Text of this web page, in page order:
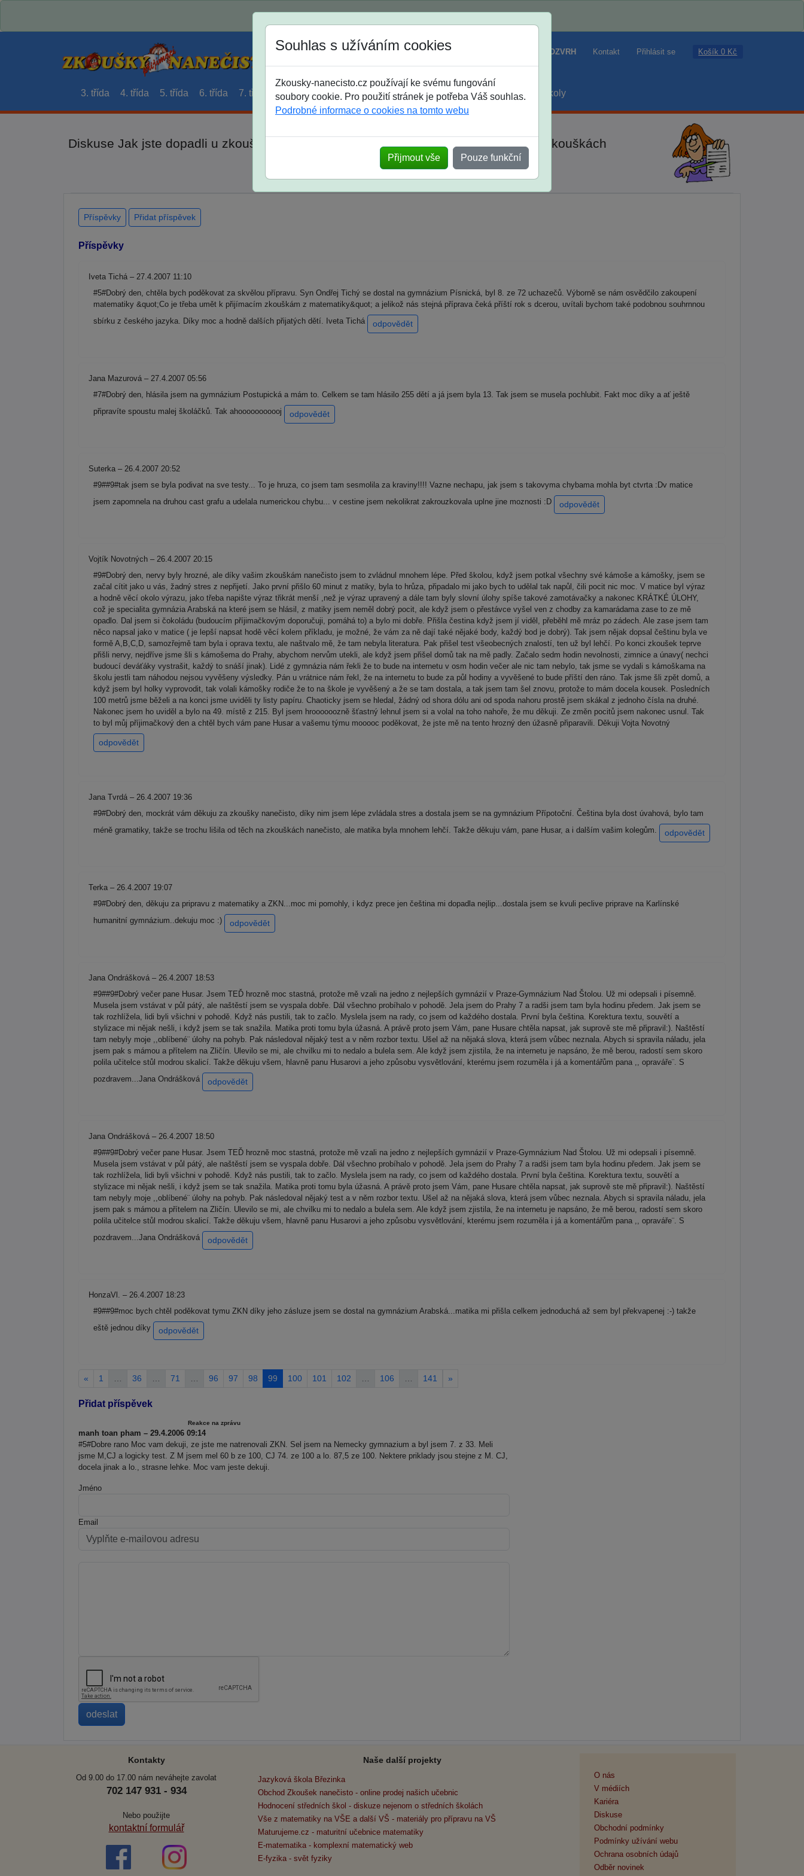
Jak si vybrat ROZVRH Kontakt Přihlásit se Košík 0 Kč
3. třída 4. třída 5. třída 6. třída 7. třída 8. třída 9. třída střední maturanti soutěže prázdniny školy
Diskuse Jak jste dopadli u zkoušek na SŠ? Vaše ohlasy po skutečných přijímacích zkouškách
Souhlas s užíváním cookies
Zkousky-nanecisto.cz používají ke svému fungování
soubory cookie. Pro použití stránek je potřeba Váš souhlas.
Podrobné informace o cookies na tomto webu
Přijmout vše Pouze funkční
Příspěvky Přidat příspěvek
Příspěvky
Iveta Tichá – 27.4.2007 11:10
#5#Dobrý den, chtěla bych poděkovat za skvělou přípravu. Syn Ondřej Tichý se dostal na gymnázium Písnická, byl 8. ze 72 uchazečů. Výborně se nám osvědčilo zakoupení
matematiky &quot;Co je třeba umět k přijímacím zkouškám z matematiky&quot; a jelikož nás stejná příprava čeká příští rok s dcerou, uvítali bychom také podobnou souhrnnou
sbírku z českého jazyka. Díky moc a hodně dalších přijatých dětí. Iveta Tichá
odpovědět
Jana Mazurová – 27.4.2007 05:56
#7#Dobrý den, hlásila jsem na gymnázium Postupická a mám to. Celkem se tam hlásilo 255 dětí a já jsem byla 13. Tak jsem se musela pochlubit. Fakt moc díky a ať ještě
připravíte spoustu malej školáčků. Tak ahooooooooooj
odpovědět
Suterka – 26.4.2007 20:52
#9##9#tak jsem se byla podivat na sve testy... To je hruza, co jsem tam sesmolila za kraviny!!!! Vazne nechapu, jak jsem s takovyma chybama mohla byt ctvrta :Dv matice
jsem zapomnela na druhou cast grafu a udelala numerickou chybu... v cestine jsem nekolikrat zakrouzkovala uplne jine moznosti :D
odpovědět
Vojtík Novotných – 26.4.2007 20:15
#9#Dobrý den, nervy byly hrozné, ale díky vašim zkouškám nanečisto jsem to zvládnul mnohem lépe. Před školou, když jsem potkal všechny své kámoše a kámošky, jsem se
začal cítit jako u vás, žadný stres z nepřijetí. Jako první přišlo 60 minut z matiky, byla to hrůza, připadalo mi jako bych to udělal tak napůl, čili pocit nic moc. V matice byl výraz
a hodně věcí okolo výrazu, jako třeba napište výraz třikrát menší ,než je výraz upravený a dále tam byly slovní úlohy spíše takové zamotávačky a nakonec KRÁTKÉ ÚLOHY,
což je specialita gymnázia Arabská na které jsem se hlásil, z matiky jsem neměl dobrý pocit, ale když jsem o přestávce vyšel ven z chodby za kamarádama zase to ze mě
opadlo. Dal jsem si čokoládu (budoucím příjimačkovým doporučuji, pomáhá to) a bylo mi dobře. Přišla čestina když jsem jí viděl, přeběhl mě mráz po zádech. Ale zase jsem tam
něco napsal jako v matice ( je lepší napsat hodě věcí kolem příkladu, je možné, že vám za ně dají také nějaké body, každý bod je dobrý). Tak jsem nějak dopsal češtinu byla ve
formě A,B,C,D, samozřejmě tam byla i oprava textu, ale naštvalo mě, že tam nebyla literatura. Pak přišel test všeobecných znalostí, ten už byl lehčí. Po konci zkoušek teprve
přišli nervy, nejdříve jsme šli s kámošema do Prahy, abychom nervům utekli, ale když jsem přišel domů tak na mě padly. Začalo sedm hodin nevolnosti, zimnice a únavy( nechci
budoucí deváťáky vystrašit, každý to snáší jinak). Lidé z gymnázia nám řekli že to bude na internetu v osm hodin večer ale nic tam nebylo, tak jsme se vydali s kámoškama na
školu jestli tam náhodou nejsou vyvěšeny výsledky. Pán u vrátnice nám řekl, že na internetu to bude za půl hodiny a vyvěšené to bude příští den ráno. Tak jsme šli zpět domů, a
když jsem byl holky vyprovodit, tak volali kámošky rodiče že to na škole je vyvěšený a že se tam dostala, a tak jsem tam šel znovu, protože to mám docela kousek. Posledních
100 metrů jsme běželi a na konci jsme uviděli ty listy papíru. Chaoticky jsem se hledal, žádný od shora dólu ani od spoda nahoru prostě jsem skákal z jednoho čísla na druhé.
Nakonec jsem ho uviděl a bylo na 49. místě z 215. Byl jsem hroooooozně šťastný lehnul jsem si a volal na toho nahoře, že mu děkuji. Ze změn pocitů jsem nakonec usnul. Tak
to byl můj příjimačkový den a chtěl bych vám pane Husar a vašemu týmu mooooc poděkovat, že jste mě na tento hrozný den úžasně připaravili. Děkuji Vojta Novotný
odpovědět
Jana Tvrdá – 26.4.2007 19:36
#9#Dobrý den, mockrát vám děkuju za zkoušky nanečisto, díky nim jsem lépe zvládala stres a dostala jsem se na gymnázium Přípotoční. Čeština byla dost úvahová, bylo tam
méně gramatiky, takže se trochu lišila od těch na zkouškách nanečisto, ale matika byla mnohem lehčí. Takže děkuju vám, pane Husar, a i dalším vašim kolegům.
odpovědět
Terka – 26.4.2007 19:07
#9#Dobrý den, děkuju za pripravu z matematiky a ZKN...moc mi pomohly, i kdyz prece jen čeština mi dopadla nejlip...dostala jsem se kvuli peclive priprave na Karlínské
humanitní gymnázium..dekuju moc :)
odpovědět
Jana Ondrášková – 26.4.2007 18:53
#9##9#Dobrý večer pane Husar. Jsem TEĎ hrozně moc stastná, protože mě vzali na jedno z nejlepších gymnázií v Praze-Gymnázium Nad Štolou. Už mi odepsali i písemně.
Musela jsem vstávat v půl pátý, ale naštěstí jsem se vyspala dobře. Dál všechno probíhalo v pohodě. Jela jsem do Prahy 7 a radši jsem tam byla hodinu předem. Jak jsem se
tak rozhlížela, lidi byli všichni v pohodě. Když nás pustili, tak to začlo. Myslela jsem na rady, co jsem od každého dostala. První byla čeština. Korektura textu, souvětí a
stylizace mi nějak nešli, i když jsem se tak snažila. Matika proti tomu byla úžasná. A právě proto jsem Vám, pane Husare chtěla napsat, jak suprově ste mě připravil:). Naštěstí
tam nebyly moje ,,oblíbené¨ úlohy na pohyb. Pak následoval nějaký test a v něm rozbor textu. Ušel až na nějaká slova, která jsem vůbec neznala. Abych si spravila náladu, jela
jsem pak s mámou a přítelem na Zličín. Ulevilo se mi, ale chvilku mi to nedalo a bulela sem. Ale když jsem zjistila, že na internetu je napsáno, že mě berou, radostí sem skoro
polila učitelce stůl modrou skalicí. Takže děkuju všem, hlavně panu Husarovi a jeho způsobu vysvětlování, kterému jsem rozuměla i já a komentářům pana ,, opraváře¨. S
pozdravem...Jana Ondrášková
odpovědět
Jana Ondrášková – 26.4.2007 18:50
#9##9#Dobrý večer pane Husar. Jsem TEĎ hrozně moc stastná, protože mě vzali na jedno z nejlepších gymnázií v Praze-Gymnázium Nad Štolou. Už mi odepsali i písemně.
Musela jsem vstávat v půl pátý, ale naštěstí jsem se vyspala dobře. Dál všechno probíhalo v pohodě. Jela jsem do Prahy 7 a radši jsem tam byla hodinu předem. Jak jsem se
tak rozhlížela, lidi byli všichni v pohodě. Když nás pustili, tak to začlo. Myslela jsem na rady, co jsem od každého dostala. První byla čeština. Korektura textu, souvětí a
stylizace mi nějak nešli, i když jsem se tak snažila. Matika proti tomu byla úžasná. A právě proto jsem Vám, pane Husare chtěla napsat, jak suprově ste mě připravil:). Naštěstí
tam nebyly moje ,,oblíbené¨ úlohy na pohyb. Pak následoval nějaký test a v něm rozbor textu. Ušel až na nějaká slova, která jsem vůbec neznala. Abych si spravila náladu, jela
jsem pak s mámou a přítelem na Zličín. Ulevilo se mi, ale chvilku mi to nedalo a bulela sem. Ale když jsem zjistila, že na internetu je napsáno, že mě berou, radostí sem skoro
polila učitelce stůl modrou skalicí. Takže děkuju všem, hlavně panu Husarovi a jeho způsobu vysvětlování, kterému jsem rozuměla i já a komentářům pana ,, opraváře¨. S
pozdravem...Jana Ondrášková
odpovědět
HonzaVl. – 26.4.2007 18:23
#9##9#moc bych chtěl poděkovat tymu ZKN díky jeho zásluze jsem se dostal na gymnázium Arabská...matika mi přišla celkem jednoduchá až sem byl překvapenej :-) takže
eště jednou díky
odpovědět
« 1 36 71 96 97 98 99 100 101 102 106 141 »
Přidat příspěvek
Reakce na zprávu
manh toan pham – 29.4.2006 09:14
#5#Dobre rano Moc vam dekuji, ze jste me natrenovali ZKN. Sel jsem na Nemecky gymnazium a byl jsem 7. z 33. Meli
jsme M,CJ a logicky test. Z M jsem mel 60 b ze 100, CJ 74. ze 100 a lo. 87,5 ze 100. Nektere priklady jsou stejne z M. CJ,
docela jinak a lo., strasne lehke. Moc vam jeste dekuji.
Jméno
Email
Kontakty
Od 9.00 do 17.00 nám neváhejte zavolat
702 147 931 - 934
Nebo použijte
kontaktní formulář
Naše další projekty
Jazyková škola Březinka
Obchod Zkoušek nanečisto - online prodej našich učebnic
Hodnocení středních škol - diskuze nejenom o středních školách
Vše z matematiky na VŠE a další VŠ - materiály pro přípravu na VŠ
Maturujeme.cz - maturitní učebnice matematiky
E-matematika - komplexní matematický web
E-fyzika - svět fyziky
O nás
V médiích
Kariéra
Diskuse
Obchodní podmínky
Podmínky užívání webu
Ochrana osobních údajů
Odběr novinek